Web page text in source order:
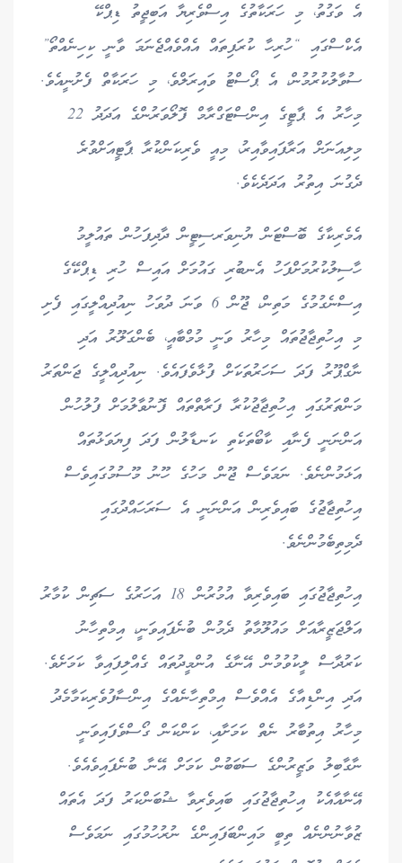
އެ ވަގުތު، މި ހަރަކާތުގެ އިސްވެރިޔާ އަބިޖީތު ޑިޕްކޭ
އެކްސްގައި “ހުރިހާ ކުރަފިތައް އެއްވެއްޖެނަމަ ވާނީ ކިހިނެއްތޯ”
ސުވާލުކުރުމުން، އެ ޕޯސްޓު ވައިރަލްވެ، މި ހަރަކާތް ފެށުނީއެވެ.
މިހާރު އެ ޕާޓީގެ އިންސްޓަގްރާމް ފޮލޯވަރުންގެ އަދަދު 22
މިލިއަނަށް އަރާފައިވާއިރު، މިއީ ވެރިކަންކުރާ ޕާޓީއަށްވުރެ
ދެގުނަ އިތުރު އަދަދެކެވެ.
އެމެރިކާގެ ބޮސްޓަން ޔުނިވަރސިޓީން ދާދިފަހުން ތައުލީމު
ހާސިލުކުރުމަށްފަހު އެނބުރި ގައުމަށް އައިސް ހުރި ޑިޕްކޭގެ
އިސްނެގުމުގެ މަތިން، ޖޫން 6 ވަނަ ދުވަހު ނިއުދިއްލީގައި ފެށި
މި އިހުތިޖާޖުތައް މިހާރު ވަނީ މުމްބާއީ، ބެންގަލޫރު އަދި
ނާގްޕޫރު ފަދަ ސަހަރުތަކަށް ފުޅާވެފައެވެ. ނިއުދިއްލީގެ ޖަންތަރު
މަންތަރުގައި އިހުތިޖާޖުކުރާ ފަރާތްތައް ފޮނުވާލުމަށް ފުލުހުން
އަންނަނީ ފެނާއި ކާބޯތަކެތި ކަނޑާލުން ފަދަ ފިޔަވަޅުތައް
އަޅަމުންނެވެ. ނަމަވެސް ޖޫން މަހުގެ ހޫނު މޫސުމުގައިވެސް
އިހުތިޖާޖުގެ ބައިވެރިން އަންނަނީ އެ ސަރަހައްދުގައި
ދެމިތިބެމުންނެވެ.
އިހުތިޖާޖުގައި ބައިވެރިވާ އުމުރުން 18 އަހަރުގެ ސަޗިން ކުމާރު
އަލްޖަޒީރާއަށް މައުލޫމާތު ދެމުން ބުނެފައިވަނީ، އިމްތިހާނު
ކަރުދާސް ލީކުވުމުން އޭނާގެ އުންމީދުތައް ގެއްލިފައިވާ ކަމަށެވެ.
އަދި އިންޑިއާގެ އެއްވެސް އިމްތިހާނެއްގެ އިންސާފުވެރިކަމާމެދު
މިހާރު އިތުބާރު ނެތް ކަމަށާއި، ކަންކަން ގޯސްވެފައިވަނީ
ނާގާބިލު ވަޒީރުންގެ ސަބަބުން ކަމަށް އޭނާ ބުނެފައިވެއެވެ.
އޭނާއާއެކު އިހުތިޖާޖުގައި ބައިވެރިވާ ޝުބަންކަރު ފަދަ އެތައް
ޒުވާނުންނެއް ތިބީ މައިންބަފައިންގެ ނުރުހުމުގައި ނަމަވެސް